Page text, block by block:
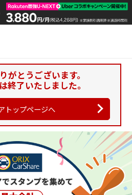
がとうございます。
終了いたしました。
トップページへ